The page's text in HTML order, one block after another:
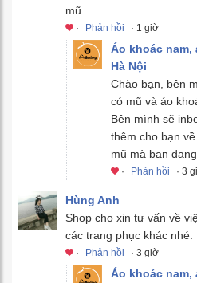
mũ.
· Phản hồi · 1 giờ
Áo khoác nam,
Hà Nội
Chào bạn, bên
có mũ và áo
Bên mình sẽ
thêm cho bạn
mũ mà bạn
· Phản hồi · 3
Hùng Anh
Shop cho xin tư vấn về
các trang phục khác nhé.
· Phản hồi · 3 giờ
Áo khoác nam,